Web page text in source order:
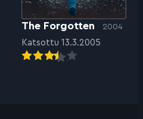
The Forgotten 2004
Katsottu 13.3.2005